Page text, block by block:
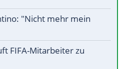
"Nicht mehr mein
FIFA-Mitarbeiter zu